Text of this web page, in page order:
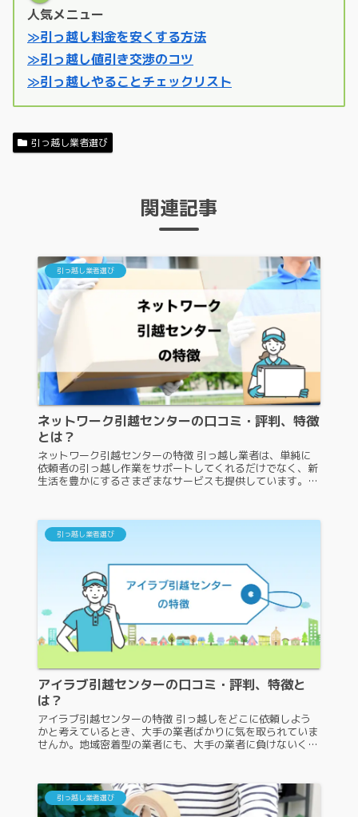
人気メニュー
≫引っ越し料金を安くする方法
≫引っ越し値引き交渉のコツ
≫引っ越しやることチェックリスト
引っ越し業者選び
関連記事
引っ越し業者選び
ネットワーク引越センターの口コミ・評判、特徴
とは？
ネットワーク引越センターの特徴 引っ越し業者は、単純に
依頼者の引っ越し作業をサポートしてくれるだけでなく、新
生活を豊かにするさまざまなサービスも提供しています。ま
引っ越し業者選び
アイラブ引越センターの口コミ・評判、特徴と
は？
アイラブ引越センターの特徴 引っ越しをどこに依頼しよう
かと考えているとき、大手の業者ばかりに気を取られていま
せんか。地域密着型の業者にも、大手の業者に負けないくら
引っ越し業者選び